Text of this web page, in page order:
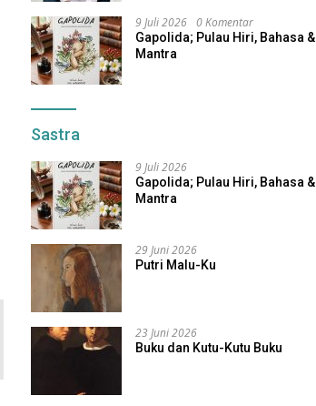
9 Juli 2026 0 Komentar
Gapolida; Pulau Hiri, Bahasa &
Mantra
Sastra
9 Juli 2026
Gapolida; Pulau Hiri, Bahasa &
Mantra
29 Juni 2026
Putri Malu-Ku
23 Juni 2026
Buku dan Kutu-Kutu Buku